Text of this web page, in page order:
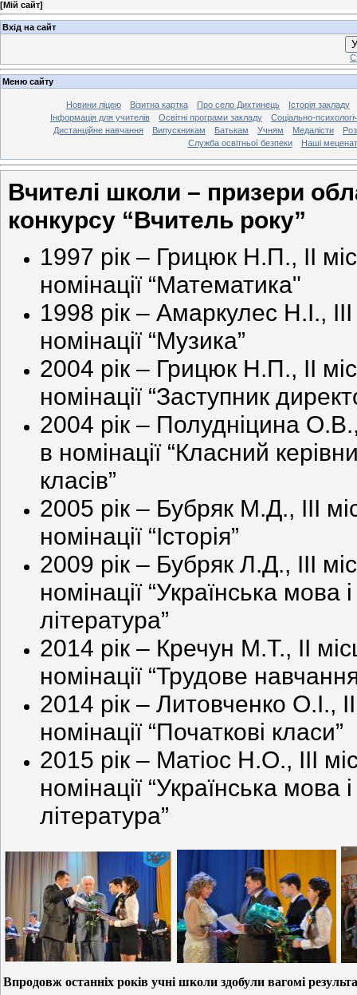
[Мій сайт]
Вхід на сайт
Меню сайту
Новини ліцею Візитна картка Про село Дихтинець
Історія закладу
Інформація для учителів
Освітні програми закладу
Соціально-
Дистанційне навчання
Випускникам Батькам Учням Медалісти
Служба освітньої безпеки
Наші
Вчителі школи – призери
конкурсу “Вчитель року”
1997 рік – Грицюк Н.П., ІІ
номінації “Математика"
1998 рік – Амаркулес Н.І.,
номінації “Музика”
2004 рік – Грицюк Н.П., ІІ
номінації “Заступник
2004 рік – Полудніцина О.В.,
в номінації “Класний
класів”
2005 рік – Бубряк М.Д., ІІІ
номінації “Історія”
2009 рік – Бубряк Л.Д., ІІІ
номінації “Українська мова і
література”
2014 рік – Кречун М.Т., ІІ
номінації “Трудове
2014 рік – Литовченко О.І.,
номінації “Початкові класи”
2015 рік – Матіос Н.О., ІІІ
номінації “Українська мова і
література”
Впродовж останніх років учні школи здобули вагомі